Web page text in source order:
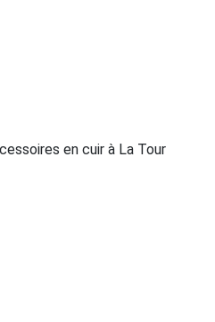
en cuir à La Tour